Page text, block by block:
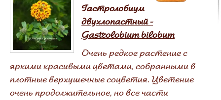
Гастролобиум
двухлопастный -
Gastrolobium bilobum
Очень редкое растение с
яркими красивыми цветами, собранными в
плотные верхушечные соцветия. Цветение
очень продолжительное, но все части